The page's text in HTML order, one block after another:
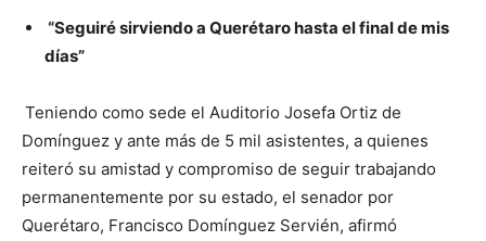
“Seguiré sirviendo a Querétaro hasta el final de mis
días”
Teniendo como sede el Auditorio Josefa Ortiz de
Domínguez y ante más de 5 mil asistentes, a quienes
reiteró su amistad y compromiso de seguir trabajando
permanentemente por su estado, el senador por
Querétaro, Francisco Domínguez Servién, afirmó